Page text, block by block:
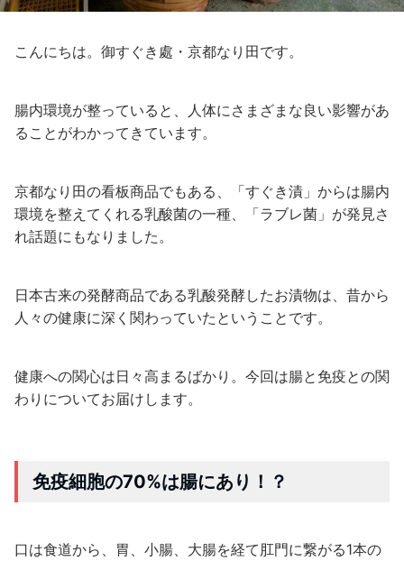
こんにちは。御すぐき處・京都なり田です。
腸内環境が整っていると、人体にさまざまな良い影響があ
ることがわかってきています。
京都なり田の看板商品でもある、「すぐき漬」からは腸内
環境を整えてくれる乳酸菌の一種、「ラブレ菌」が発見さ
れ話題にもなりました。
日本古来の発酵商品である乳酸発酵したお漬物は、昔から
人々の健康に深く関わっていたということです。
健康への関心は日々高まるばかり。今回は腸と免疫との関
わりについてお届けします。
免疫細胞の70%は腸にあり！？
口は食道から、胃、小腸、大腸を経て肛門に繋がる1本の